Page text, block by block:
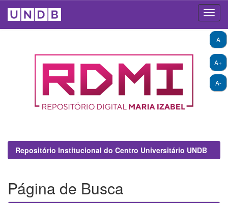
A+
A-
A
Repositório Institucional do Centro Universitário UNDB
Página de Busca